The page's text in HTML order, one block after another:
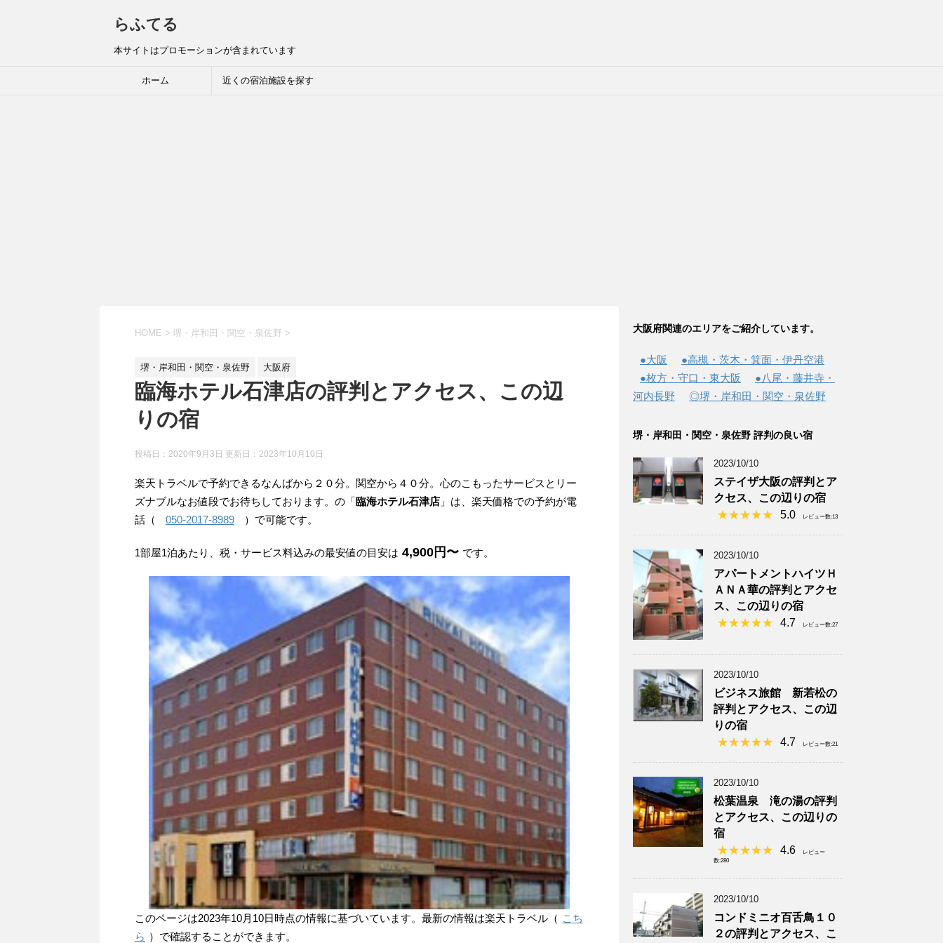
らふてる
本サイトはプロモーションが含まれています
ホーム 近くの宿泊施設を探す
HOME > 堺・岸和田・関空・泉佐野 >
堺・岸和田・関空・泉佐野 大阪府
臨海ホテル石津店の評判とアクセス、この辺
りの宿
投稿日：2020年9月3日 更新日： 2023年10月10日
楽天トラベルで予約できるなんばから２０分。関空から４０分。心のこもったサービスとリー
ズナブルなお値段でお待ちしております。の「臨海ホテル石津店 」は、楽天価格での予約が電
話（
050-2017-8989 ）で可能です。
1部屋1泊あたり、税・サービス料込みの最安値の目安は 4,900円〜 です。
このページは2023年10月10日時点の情報に基づいています。最新の情報は楽天トラベル（ こち
ら ）で確認することができます。
大阪府関連のエリアをご紹介しています。
●大阪
●高槻・茨木・箕面・伊丹空港
●枚方・守口・東大阪
●八尾・藤井寺・
河内長野
◎堺・岸和田・関空・泉佐野
堺・岸和田・関空・泉佐野 評判の良い宿
2023/10/10
ステイザ大阪の評判とア
クセス、この辺りの宿
5.0
レビュー数:13
2023/10/10
アパートメントハイツＨ
ＡＮＡ華の評判とアクセ
ス、この辺りの宿
4.7
レビュー数:27
2023/10/10
ビジネス旅館 新若松の
評判とアクセス、この辺
りの宿
4.7
レビュー数:21
2023/10/10
松葉温泉 滝の湯の評判
とアクセス、この辺りの
宿
4.6
レビュー
数:280
2023/10/10
コンドミニオ百舌鳥１０
２の評判とアクセス、こ